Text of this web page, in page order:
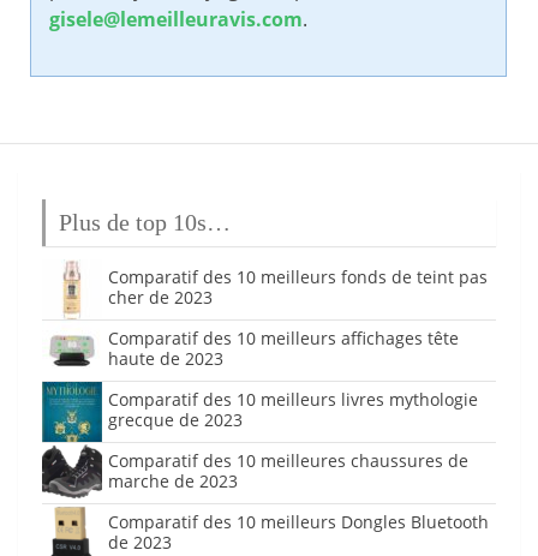
gisele@lemeilleuravis.com.
Plus de top 10s…
Comparatif des 10 meilleurs fonds de teint pas
cher de 2023
Comparatif des 10 meilleurs affichages tête
haute de 2023
Comparatif des 10 meilleurs livres mythologie
grecque de 2023
Comparatif des 10 meilleures chaussures de
marche de 2023
Comparatif des 10 meilleurs Dongles Bluetooth
de 2023